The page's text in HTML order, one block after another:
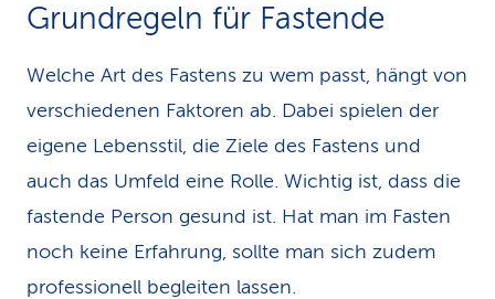
Grundregeln für Fastende
Welche Art des Fastens zu wem passt, hängt von
verschiedenen Faktoren ab. Dabei spielen der
eigene Lebensstil, die Ziele des Fastens und
auch das Umfeld eine Rolle. Wichtig ist, dass die
fastende Person gesund ist. Hat man im Fasten
noch keine Erfahrung, sollte man sich zudem
professionell begleiten lassen.